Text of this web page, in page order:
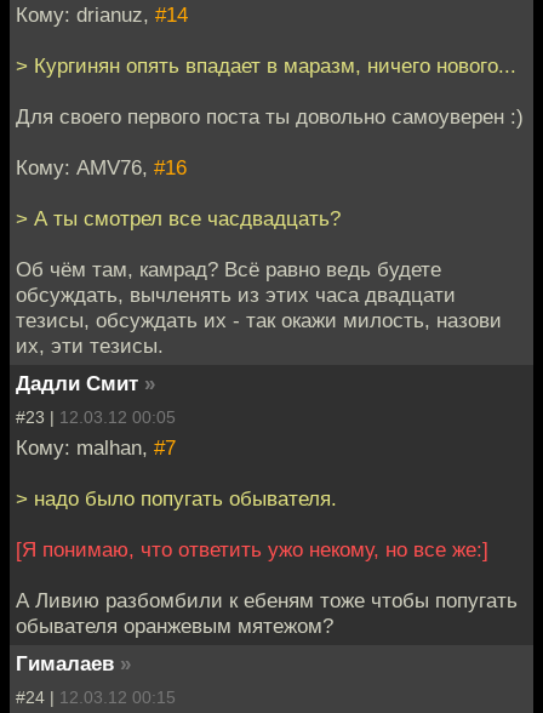
Кому: drianuz, #14
> Кургинян опять впадает в маразм, ничего нового...
Для своего первого поста ты довольно самоуверен :)
Кому: AMV76, #16
> А ты смотрел все часдвадцать?
Об чём там, камрад? Всё равно ведь будете
обсуждать, вычленять из этих часа двадцати
тезисы, обсуждать их - так окажи милость, назови
их, эти тезисы.
Дадли Смит »
#23 | 12.03.12 00:05
Кому: malhan, #7
> надо было попугать обывателя.
[Я понимаю, что ответить ужо некому, но все же:]
А Ливию разбомбили к ебеням тоже чтобы попугать
обывателя оранжевым мятежом?
Гималаев »
#24 | 12.03.12 00:15